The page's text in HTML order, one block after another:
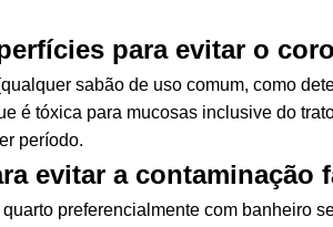
para evitar o
sabão de uso comum, como
é tóxica para mucosas inclusive do
período.
evitar a contaminação
preferencialmente com banheiro